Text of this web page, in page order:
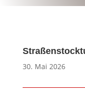
30. Mai 2026